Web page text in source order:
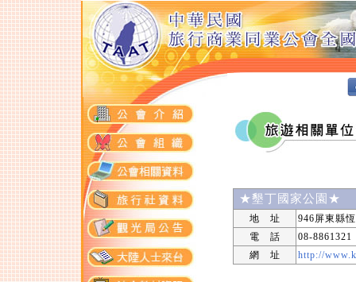
★墾丁國家公園★
地 址
946屏東縣
電 話
08-8861321
網 址
http://